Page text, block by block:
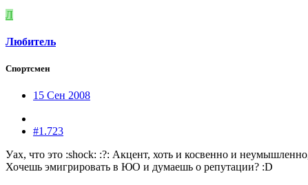
Л
Любитель
Спортсмен
15 Сен 2008
#1.723
Уах, что это :shock: :?: Акцент, хоть и косвенно и
Хочешь эмигрировать в ЮО и думаешь о репутации? :D